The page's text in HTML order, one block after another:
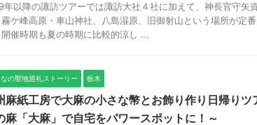
年以降の諏訪ツアーでは諏訪大社４社に加えて、神長官守矢
ケ峰高原・車山神社、八島湿原、旧御射山という場所が定
催時期も夏の時期に比較的涼し ...
の聖地巡礼ストーリー 栃木
麻紙工房で大麻の小さな幣とお飾り作り日帰り
麻「大麻」で自宅をパワースポットに！～